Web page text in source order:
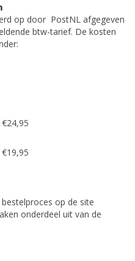
op door PostNL afgegeven
btw-tarief. De kosten
op de site
onderdeel uit van de